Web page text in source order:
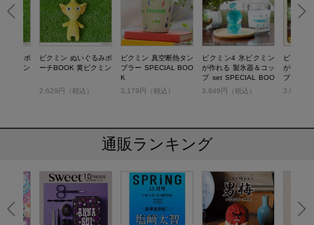
ぐるみポ
クミン
ピクミン ぬいぐるみポ
ーチBOOK 黄ピクミン
2,629円（税込）
ピクミン 真空断熱タン
ブラー SPECIAL BOO
K
3,179円（税込）
ピクミン4 氷ピクミン
が作れる 製氷器＆コッ
プ set SPECIAL BOO
K3,949円（税込）
ピクミ
が作れる
プ set
3,949円
通販ランキング